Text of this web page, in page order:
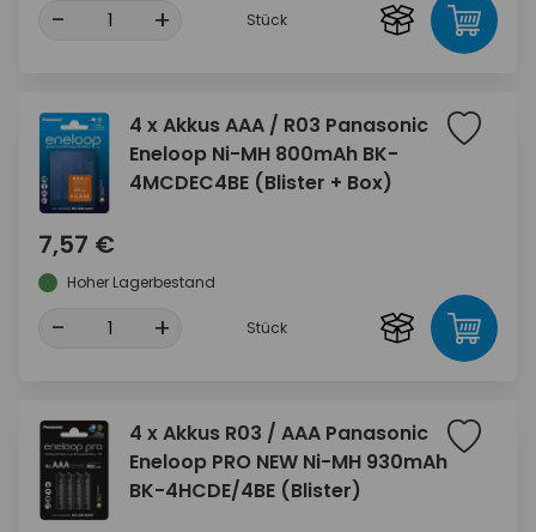
- + Stück
4 x Akkus AAA / R03 Panasonic
Eneloop Ni-MH 800mAh BK-
4MCDEC4BE (Blister + Box)
7,57 €
Hoher Lagerbestand
- + Stück
4 x Akkus R03 / AAA Panasonic
Eneloop PRO NEW Ni-MH 930mAh
BK-4HCDE/4BE (Blister)